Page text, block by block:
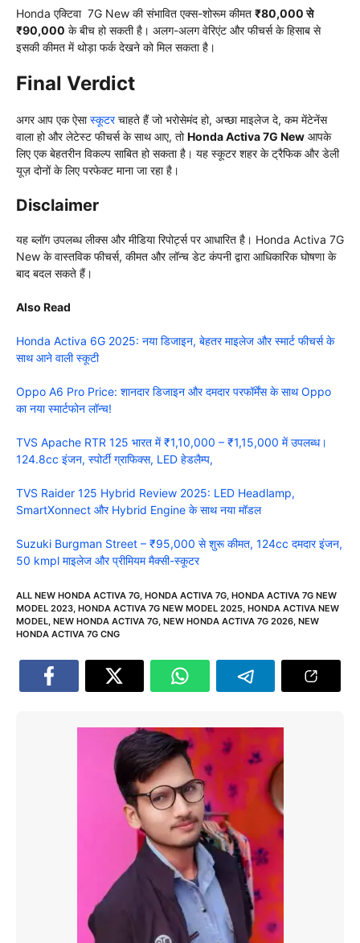
Honda एक्टिवा 7G New की संभावित एक्स-शोरूम कीमत ₹80,000 से
₹90,000 के बीच हो सकती है। अलग-अलग वेरिएंट और फीचर्स के हिसाब से
इसकी कीमत में थोड़ा फर्क देखने को मिल सकता है।
Final Verdict
अगर आप एक ऐसास्कूटरचाहते हैं जो भरोसेमंद हो, अच्छा माइलेज दे, कम मेंटेनेंस
वाला हो और लेटेस्ट फीचर्स के साथ आए, तोHonda Activa 7G New आपके
लिए एक बेहतरीन विकल्प साबित हो सकता है। यह स्कूटर शहर के ट्रैफिक और डेली
यूज़ दोनों के लिए परफेक्ट माना जा रहा है।
Disclaimer
यह ब्लॉग उपलब्ध लीक्स और मीडिया रिपोर्ट्स पर आधारित है। Honda Activa 7G
New के वास्तविक फीचर्स, कीमत और लॉन्च डेट कंपनी द्वारा आधिकारिक घोषणा के
बाद बदल सकते हैं।
Also Read
Honda Activa 6G 2025: नया डिजाइन, बेहतर माइलेज और स्मार्ट फीचर्स के
साथ आने वाली स्कूटी
Oppo A6 Pro Price: शानदार डिजाइन और दमदार परफॉर्मेंस के साथ Oppo
का नया स्मार्टफोन लॉन्च!
TVS Apache RTR 125 भारत में ₹1,10,000 – ₹1,15,000 में उपलब्ध।
124.8cc इंजन, स्पोर्टी ग्राफिक्स, LED हेडलैम्प,
TVS Raider 125 Hybrid Review 2025: LED Headlamp,
SmartXonnect और Hybrid Engine के साथ नया मॉडल
Suzuki Burgman Street – ₹95,000 से शुरू कीमत, 124cc दमदार इंजन,
50 kmpl माइलेज और प्रीमियम मैक्सी-स्कूटर
ALL NEW HONDA ACTIVA 7G, HONDA ACTIVA 7G, HONDA ACTIVA 7G NEW
MODEL 2023, HONDA ACTIVA 7G NEW MODEL 2025, HONDA ACTIVA NEW
MODEL, NEW HONDA ACTIVA 7G, NEW HONDA ACTIVA 7G 2026, NEW
HONDA ACTIVA 7G CNG